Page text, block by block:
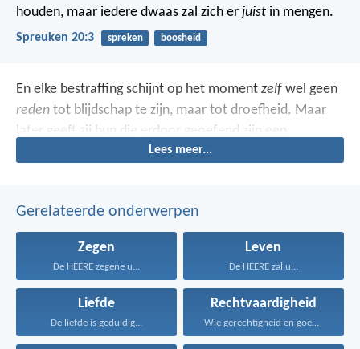
houden, maar iedere dwaas zal zich er juist in mengen.
Spreuken 20:3 spreken boosheid
En elke bestraffing schijnt op het moment zelf wel geen
reden tot blijdschap te zijn, maar tot droefheid. Maar
later geeft zij hun die erdoor geoefend zijn een
vreedzame vrucht van gerechtigheid.
Lees meer...
Gerelateerde onderwerpen
Zegen
De HEERE zegene u...
Leven
De HEERE zal u...
Liefde
De liefde is geduldig...
Rechtvaardigheid
Wie gerechtigheid en goedertierenheid...